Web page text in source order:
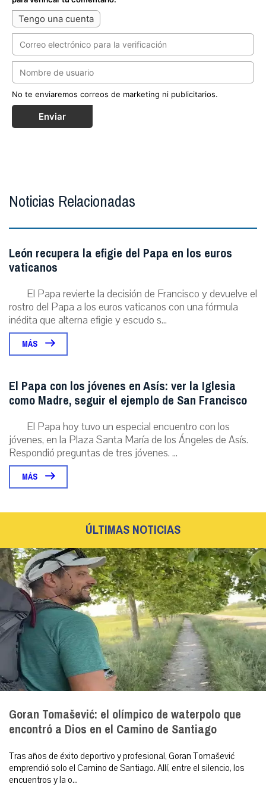
Tengo una cuenta
No te enviaremos correos de marketing ni publicitarios.
Enviar
Noticias Relacionadas
León recupera la efigie del Papa en los euros
vaticanos
El Papa revierte la decisión de Francisco y devuelve el
rostro del Papa a los euros vaticanos con una fórmula
inédita que alterna efigie y escudo s...
MÁS
El Papa con los jóvenes en Asís: ver la Iglesia
como Madre, seguir el ejemplo de San Francisco
El Papa hoy tuvo un especial encuentro con los
jóvenes, en la Plaza Santa María de los Ángeles de Asís.
Respondió preguntas de tres jóvenes. ...
MÁS
ÚLTIMAS NOTICIAS
Goran Tomašević: el olímpico de waterpolo que
encontró a Dios en el Camino de Santiago
Tras años de éxito deportivo y profesional, Goran Tomašević
emprendió solo el Camino de Santiago. Allí, entre el silencio, los
encuentros y la o...